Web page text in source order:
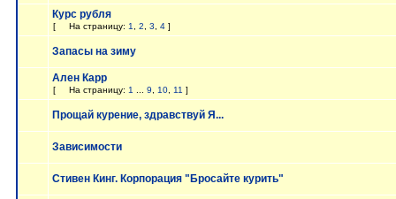
Курс рубля
[ На страницу: 1 2 3 4 ]
Запасы на зиму
Ален Карр
[ На страницу: 1 9 10 11 ]
Прощай курение, здравствуй Я...
Зависимости
Стивен Кинг. Корпорация "Бросайте курить"